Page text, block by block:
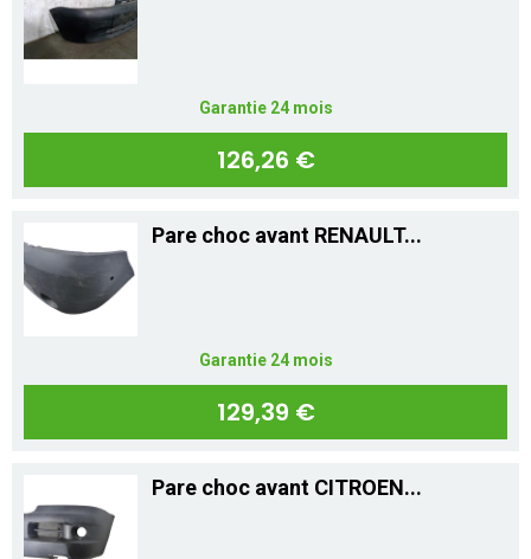
Garantie 24 mois
126,26 €
Pare choc avant RENAULT...
Garantie 24 mois
129,39 €
Pare choc avant CITROEN...